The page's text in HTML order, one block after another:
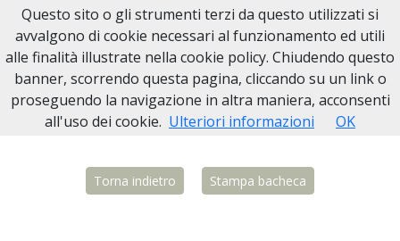
Necrologi Biella
Home Italia VT Marta Vittoria Basili
Torna indietro Stampa bacheca
Questo sito o gli strumenti terzi da questo utilizzati si
avvalgono di cookie necessari al funzionamento ed utili
alle finalità illustrate nella cookie policy. Chiudendo questo
banner, scorrendo questa pagina, cliccando su un link o
proseguendo la navigazione in altra maniera, acconsenti
all'uso dei cookie. Ulteriori informazioni OK